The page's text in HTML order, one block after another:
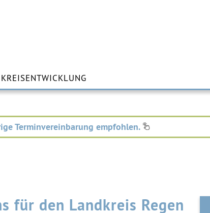
KREISENTWICKLUNG
Terminvereinbarung empfohlen.
für den Landkreis Regen